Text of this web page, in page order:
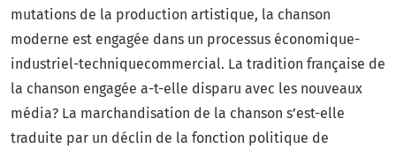
mutations de la production artistique, la chanson
moderne est engagée dans un processus économique-
industriel-techniquecommercial. La tradition française de
la chanson engagée a-t-elle disparu avec les nouveaux
média? La marchandisation de la chanson s’est-elle
traduite par un déclin de la fonction politique de